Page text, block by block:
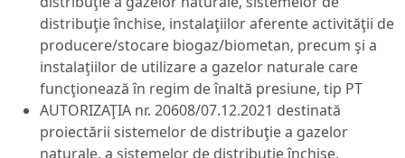
distribuţie închise, instalaţiilor aferente activităţii de
producere/stocare biogaz/biometan, precum şi a
instalaţiilor de utilizare a gazelor naturale care
funcţionează în regim de înaltă presiune, tip PT
AUTORIZAŢIA nr. 20608/07.12.2021 destinată
proiectării sistemelor de distribuţie a gazelor
naturale, a sistemelor de distribuţie închise,